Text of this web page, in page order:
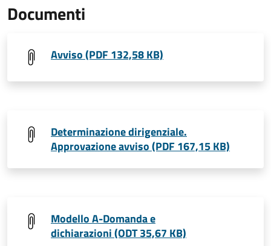
Documenti
Avviso (PDF 132,58 KB)
Determinazione dirigenziale.
Approvazione avviso (PDF 167,15 KB)
Modello A-Domanda e
dichiarazioni (ODT 35,67 KB)